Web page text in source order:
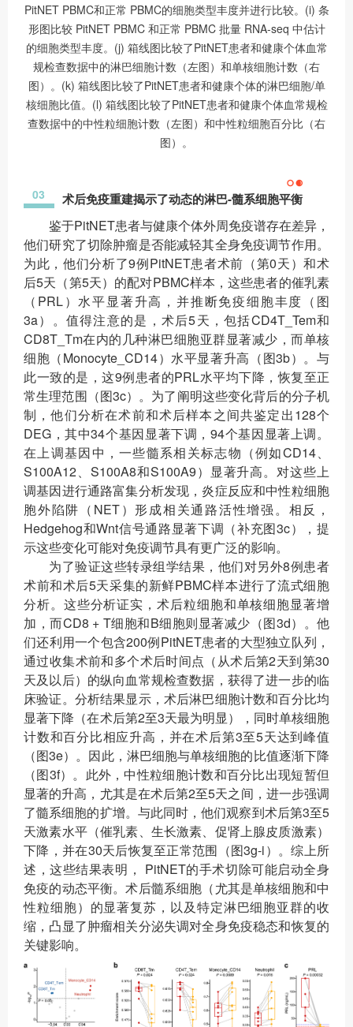
PitNET PBMC和正常 PBMC的细胞类型丰度并进行比较。(i) 条
形图比较 PitNET PBMC 和正常 PBMC 批量 RNA-seq 中估计
的细胞类型丰度。(j) 箱线图比较了PitNET患者和健康个体血常
规检查数据中的淋巴细胞计数（左图）和单核细胞计数（右
图）。(k) 箱线图比较了PitNET患者和健康个体的淋巴细胞/单
核细胞比值。(l) 箱线图比较了PitNET患者和健康个体血常规检
查数据中的中性粒细胞计数（左图）和中性粒细胞百分比（右
图）。
03 术后免疫重建揭示了动态的淋巴-髓系细胞平衡
鉴于PitNET患者与健康个体外周免疫谱存在差异，
他们研究了切除肿瘤是否能减轻其全身免疫调节作用。
为此，他们分析了9例PitNET患者术前（第0天）和术
后5天（第5天）的配对PBMC样本，这些患者的催乳素
（PRL）水平显著升高，并推断免疫细胞丰度（图
3a）。值得注意的是，术后5天，包括CD4T_Tem和
CD8T_Tm在内的几种淋巴细胞亚群显著减少，而单核
细胞（Monocyte_CD14）水平显著升高（图3b）。与
此一致的是，这9例患者的PRL水平均下降，恢复至正
常生理范围（图3c）。为了阐明这些变化背后的分子机
制，他们分析在术前和术后样本之间共鉴定出128个
DEG，其中34个基因显著下调，94个基因显著上调。
在上调基因中，一些髓系相关标志物（例如CD14、
S100A12、S100A8和S100A9）显著升高。对这些上
调基因进行通路富集分析发现，炎症反应和中性粒细胞
胞外陷阱（NET）形成相关通路活性增强。相反，
Hedgehog和Wnt信号通路显著下调（补充图3c），提
示这些变化可能对免疫调节具有更广泛的影响。
为了验证这些转录组学结果，他们对另外8例患者
术前和术后5天采集的新鲜PBMC样本进行了流式细胞
分析。这些分析证实，术后粒细胞和单核细胞显著增
加，而CD8 + T细胞和B细胞则显著减少（图3d）。他
们还利用一个包含200例PitNET患者的大型独立队列，
通过收集术前和多个术后时间点（从术后第2天到第30
天及以后）的纵向血常规检查数据，获得了进一步的临
床验证。分析结果显示，术后淋巴细胞计数和百分比均
显著下降（在术后第2至3天最为明显），同时单核细胞
计数和百分比相应升高，并在术后第3至5天达到峰值
（图3e）。因此，淋巴细胞与单核细胞的比值逐渐下降
（图3f）。此外，中性粒细胞计数和百分比出现短暂但
显著的升高，尤其是在术后第2至5天之间，进一步强调
了髓系细胞的扩增。与此同时，他们观察到术后第3至5
天激素水平（催乳素、生长激素、促肾上腺皮质激素）
下降，并在30天后恢复至正常范围（图3g-i）。综上所
述，这些结果表明， PitNET的手术切除可能启动全身
免疫的动态平衡。术后髓系细胞（尤其是单核细胞和中
性粒细胞）的显著复苏，以及特定淋巴细胞亚群的收
缩，凸显了肿瘤相关分泌失调对全身免疫稳态和恢复的
关键影响。